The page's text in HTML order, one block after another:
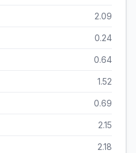
2.09
0.24
0.64
1.52
0.69
2.15
2.18